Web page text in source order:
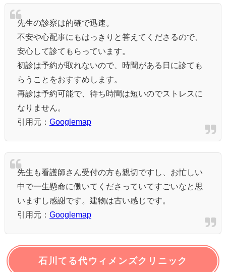
先生の診察は的確で迅速。
不安や心配事にもはっきりと答えてくださるので、
安心して診てもらっています。
初診は予約が取れないので、時間がある日に診ても
らうことをおすすめします。
再診は予約可能で、待ち時間は短いのでストレスに
なりません。
引用元： Googlemap
先生も看護師さん受付の方も親切ですし、お忙しい
中で一生懸命に働いてくださっていてすごいなと思
いますし感謝です。建物は古い感じです。
引用元： Googlemap
石川てる代ウィメンズクリニック